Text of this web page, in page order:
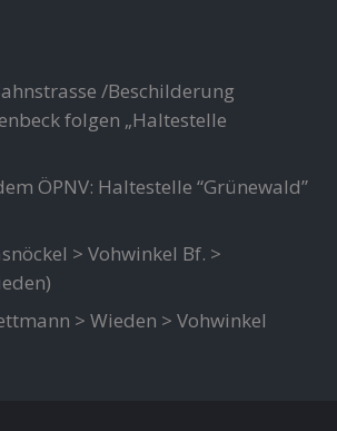
/Beschilderung
folgen „Haltestelle
ÖPNV: Haltestelle “Grünewald”
> Vohwinkel Bf. >
> Wieden > Vohwinkel